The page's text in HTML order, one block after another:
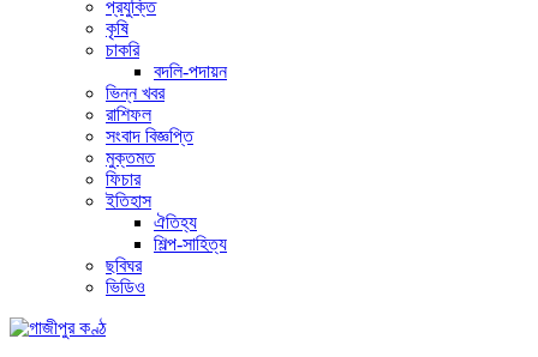
প্রযুক্তি
কৃষি
চাকরি
বদলি-পদায়ন
ভিন্ন খবর
রাশিফল
সংবাদ বিজ্ঞপ্তি
মুক্তমত
ফিচার
ইতিহাস
ঐতিহ্য
শিল্প-সাহিত্য
ছবিঘর
ভিডিও